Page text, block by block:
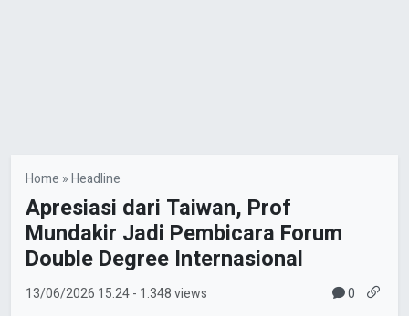
Home »Headline
Apresiasi dari Taiwan, Prof
Mundakir Jadi Pembicara Forum
Double Degree Internasional
13/06/2026 15:24- 1.348 views 0